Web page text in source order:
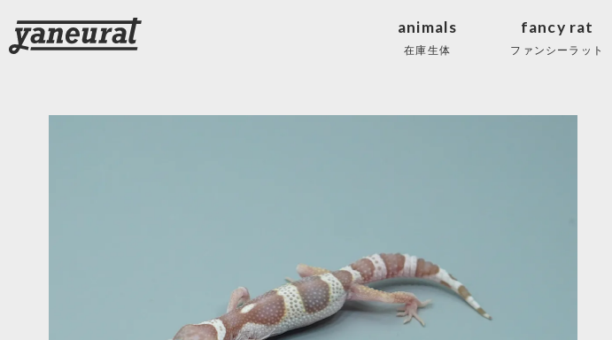
animals
在庫生体
fancy rat
ファンシーラット